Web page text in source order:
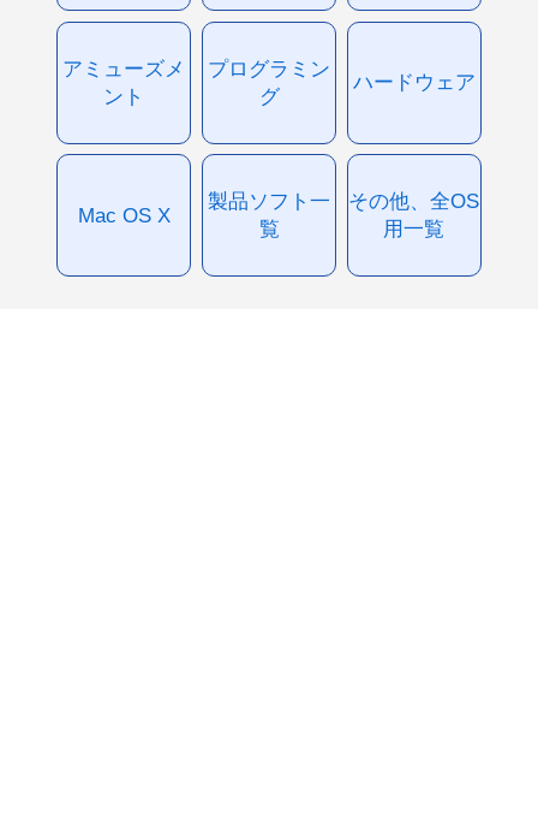
アミューズメ
ント
プログラミン
グ
ハードウェア
Mac OS X
製品ソフト一
覧
その他、全OS
用一覧